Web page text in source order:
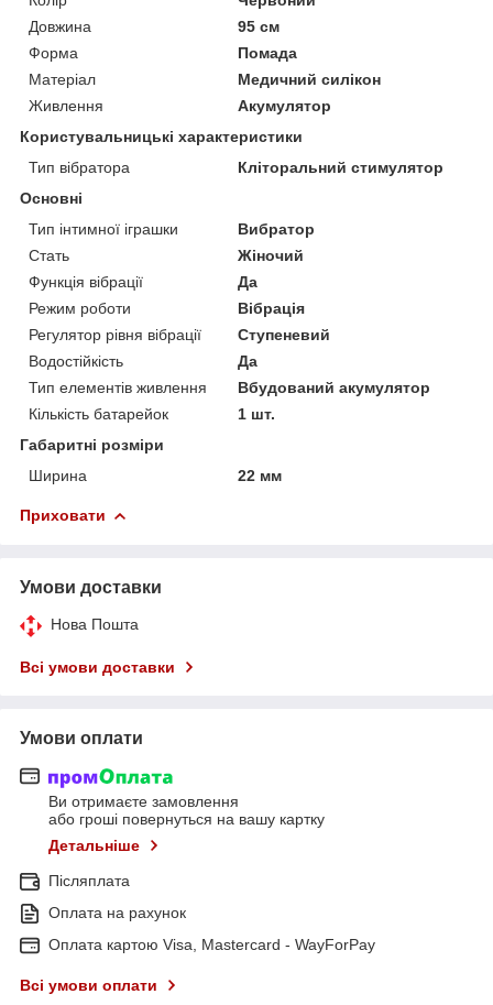
Довжина
95 см
Форма
Помада
Матеріал
Медичний силікон
Живлення
Акумулятор
Користувальницькі характеристики
Тип вібратора
Кліторальний стимулятор
Основні
Тип інтимної іграшки
Вибратор
Стать
Жіночий
Функція вібрації
Да
Режим роботи
Вібрація
Регулятор рівня вібрації
Ступеневий
Водостійкість
Да
Тип елементів живлення
Вбудований акумулятор
Кількість батарейок
1 шт.
Габаритні розміри
Ширина
22 мм
Приховати
Умови доставки
Нова Пошта
Всі умови доставки
Умови оплати
Ви отримаєте замовлення
або гроші повернуться на вашу картку
Детальніше
Післяплата
Оплата на рахунок
Оплата картою Visa, Mastercard - WayForPay
Всі умови оплати